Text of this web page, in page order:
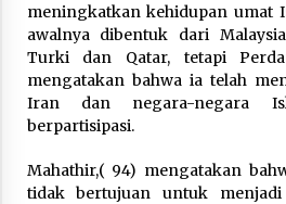
meningkatkan kehidupan umat
awalnya dibentuk dari
Turki dan Qatar, tetapi
mengatakan bahwa ia telah
Iran dan negara-negara
berpartisipasi.
Mahathir,( 94) mengatakan
tidak bertujuan untuk